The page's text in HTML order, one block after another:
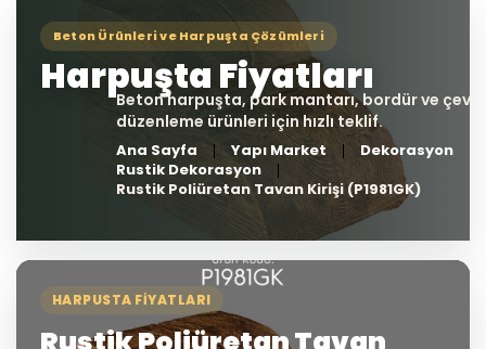
Ana Sayfa Yapı Market
Dekorasyon
Rustik Dekorasyon
Rustik Poliüretan Tavan Kirişi (P1981GK)
HARPUSTA FIYATLARI